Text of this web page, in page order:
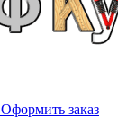
Оформить заказ